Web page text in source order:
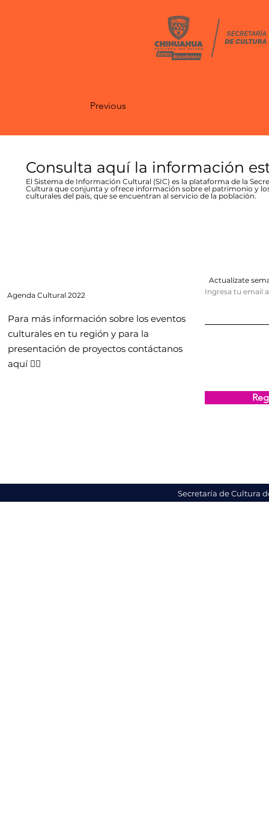
Previous
Consulta aquí la información
El Sistema de Información Cultural (SIC) es la plataforma de la
Cultura que conjunta y ofrece información sobre el patrimonio y
culturales del país, que se encuentran al servicio de la población.
Agenda Cultural 2022
Para más información sobre los eventos
culturales en tu región y para la
presentación de proyectos contáctanos
aquí 👇🏻
Actualízate
Ingresa tu email
Secretaría de Cultura